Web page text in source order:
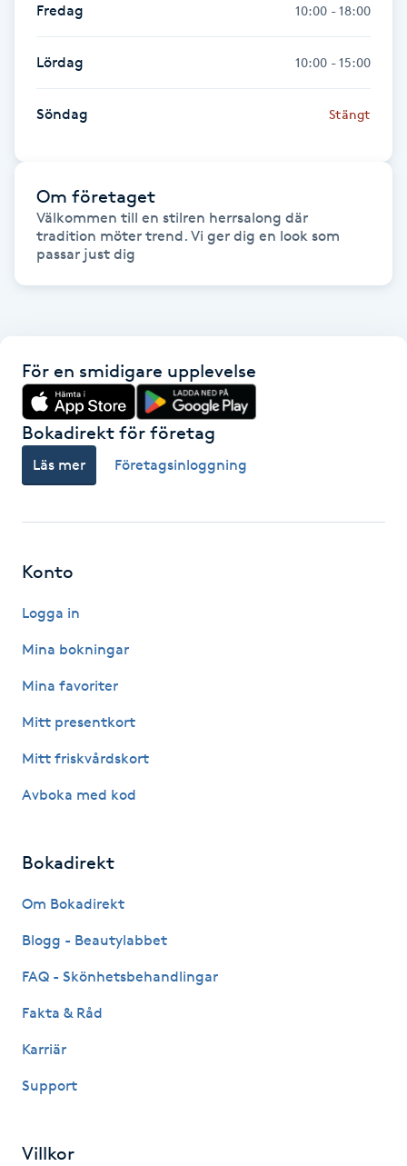
Hatha Yoga
Headspa
Healing
Herrklippning
HIFU
Hot Stone Massage
Hot yoga
Hudföryngring
Hudvård
Hyaluronsyra
Hypnos
Hårborttagning
Hårförlängning
Hälsa
Hälsprickor
Idrottsmassage
IPL
Fredag 10:00 - 18:00
Lördag 10:00 - 15:00
Söndag Stängt
Om företaget
Välkommen till en stilren herrsalong där
tradition möter trend. Vi ger dig en look som
passar just dig
För en smidigare upplevelse
Bokadirekt för företag
Läs mer Företagsinloggning
Konto
Logga in
Mina bokningar
Mina favoriter
Mitt presentkort
Mitt friskvårdskort
Avboka med kod
Bokadirekt
Om Bokadirekt
Blogg - Beautylabbet
FAQ - Skönhetsbehandlingar
Fakta & Råd
Karriär
Support
Villkor